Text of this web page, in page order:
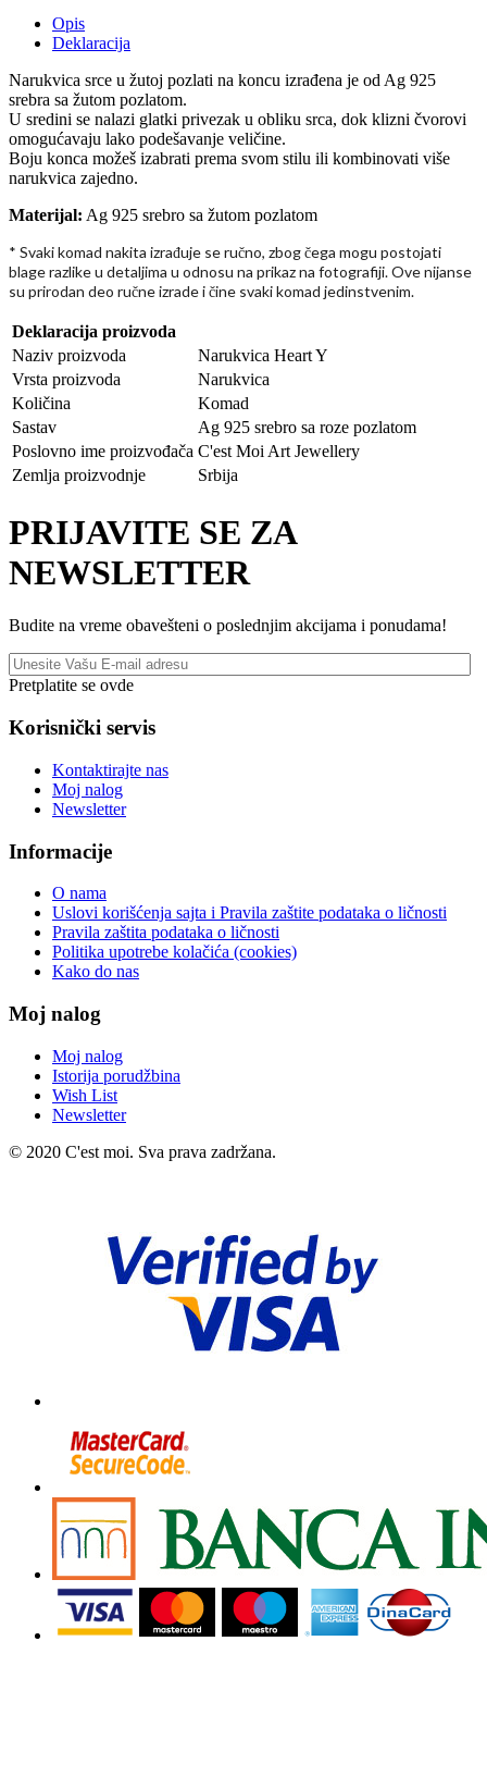
Opis
Deklaracija
Narukvica srce u žutoj pozlati na koncu izrađena je od Ag 925
srebra sa žutom pozlatom.
U sredini se nalazi glatki privezak u obliku srca, dok klizni čvorovi
omogućavaju lako podešavanje veličine.
Boju konca možeš izabrati prema svom stilu ili kombinovati više
narukvica zajedno.
Materijal: Ag 925 srebro sa žutom pozlatom
* Svaki komad nakita izrađuje se ručno, zbog čega mogu postojati
blage razlike u detaljima u odnosu na prikaz na fotografiji. Ove nijanse
su prirodan deo ručne izrade i čine svaki komad jedinstvenim.
Deklaracija proizvoda
Naziv proizvoda
Narukvica Heart Y
Vrsta proizvoda
Narukvica
Količina
Komad
Sastav
Ag 925 srebro sa roze pozlatom
Poslovno ime proizvođača C'est Moi Art Jewellery
Zemlja proizvodnje
Srbija
PRIJAVITE SE ZA
NEWSLETTER
Budite na vreme obavešteni o poslednjim akcijama i ponudama!
Pretplatite se ovde
Korisnički servis
Kontaktirajte nas
Moj nalog
Newsletter
Informacije
O nama
Uslovi korišćenja sajta i Pravila zaštite podataka o ličnosti
Pravila zaštita podataka o ličnosti
Politika upotrebe kolačića (cookies)
Kako do nas
Moj nalog
Moj nalog
Istorija porudžbina
Wish List
Newsletter
© 2020 C'est moi. Sva prava zadržana.